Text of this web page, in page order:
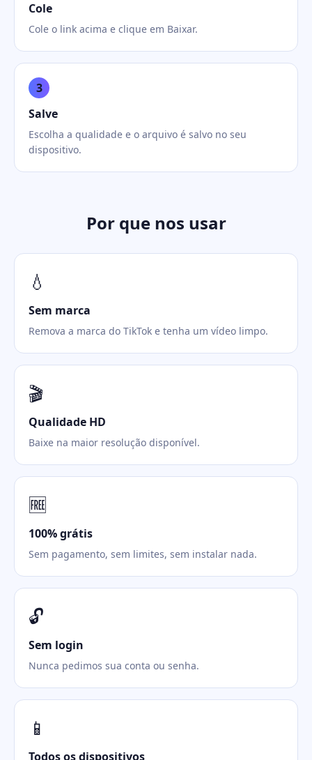
Cole
Cole o link acima e clique em Baixar.
3
Salve
Escolha a qualidade e o arquivo é salvo no seu
dispositivo.
Por que nos usar
💧
Sem marca
Remova a marca do TikTok e tenha um vídeo limpo.
🎬
Qualidade HD
Baixe na maior resolução disponível.
🆓
100% grátis
Sem pagamento, sem limites, sem instalar nada.
🔓
Sem login
Nunca pedimos sua conta ou senha.
📱
Todos os dispositivos